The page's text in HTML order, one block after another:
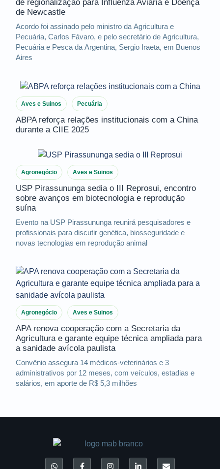
de regionalização para Influenza Aviária e Doença
de Newcastle
Acordo foi assinado pelo ministro da Agricultura e
Pecuária, Carlos Fávaro, e pelo secretário de Agricultura,
Pecuária e Pesca da Argentina, Sergio Iraeta, em Buenos
Aires
Aves e Suinos Pecuária
ABPA reforça relações institucionais com a China
durante a CIIE 2025
Agronegócio Aves e Suinos
USP Pirassununga sedia o III Reprosui, encontro
sobre avanços em biotecnologia e reprodução
suína
Evento na USP Pirassununga reunirá pesquisadores e
profissionais para discutir genética, biosseguridade e
novas tecnologias em reprodução animal
Agronegócio Aves e Suinos
APA renova cooperação com a Secretaria da
Agricultura e garante equipe técnica ampliada para
a sanidade avícola paulista
Convênio assegura 14 médicos-veterinários e 3
administrativos por 12 meses, com veículos, estadias e
salários, em aporte de R$ 5,3 milhões